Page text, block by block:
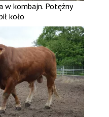
w kombajn. Potężny
koło